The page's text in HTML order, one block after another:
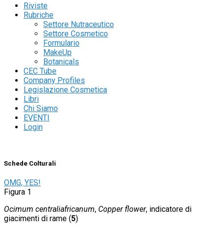
Riviste
Rubriche
Settore Nutraceutico
Settore Cosmetico
Formulario
MakeUp
Botanicals
CEC Tube
Company Profiles
Legislazione Cosmetica
Libri
Chi Siamo
EVENTI
Login
Schede Colturali
OMG, YES!
Figura 1
Ocimum centraliafricanum, Copper flower, indicatore di
giacimenti di rame (5)